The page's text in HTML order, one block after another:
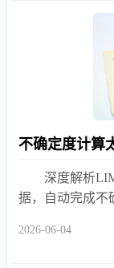
深度解析
据，自动完成不
2026-06-04